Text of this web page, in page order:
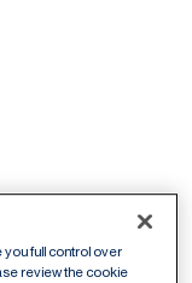
you full control over
review the cookie